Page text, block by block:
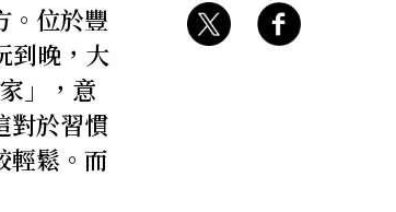
。位於豐
到晚，大
」，意
對於習慣
輕鬆。而